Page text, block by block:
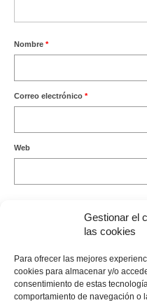
Gestionar el
las cookies
Para ofrecer las mejores
cookies para almacenar y/o
consentimiento de estas
comportamiento de navegación o
Nombre *
Correo electrónico *
Web
procesan los datos de tus